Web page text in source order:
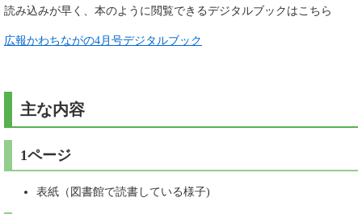
読み込みが早く、本のように閲覧できるデジタルブックはこちら
広報かわちながの4月号デジタルブック
主な内容
1ページ
表紙（図書館で読書している様子)